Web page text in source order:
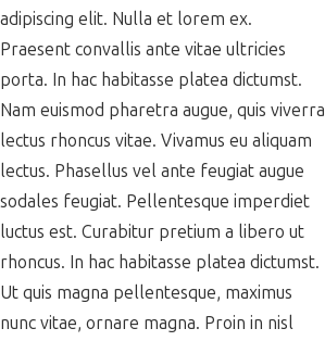
adipiscing elit. Nulla et lorem ex.
Praesent convallis ante vitae ultricies
porta. In hac habitasse platea dictumst.
Nam euismod pharetra augue, quis viverra
lectus rhoncus vitae. Vivamus eu aliquam
lectus. Phasellus vel ante feugiat augue
sodales feugiat. Pellentesque imperdiet
luctus est. Curabitur pretium a libero ut
rhoncus. In hac habitasse platea dictumst.
Ut quis magna pellentesque, maximus
nunc vitae, ornare magna. Proin in nisl